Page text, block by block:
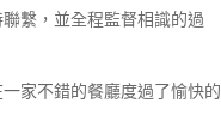
繫，並全程監督相識的過
家不錯的餐廳度過了愉快的